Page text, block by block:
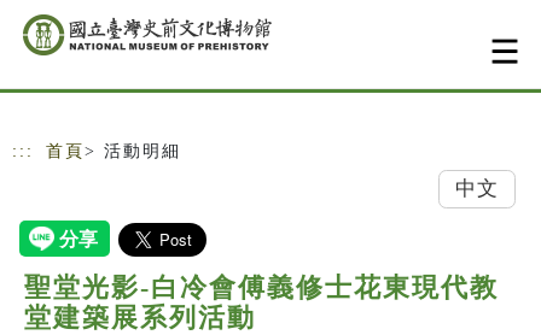
跳到主要內容
網站導覽
::: 首頁 > 活動明細
中文
聖堂光影-白冷會傅義修士花東現代教
堂建築展系列活動